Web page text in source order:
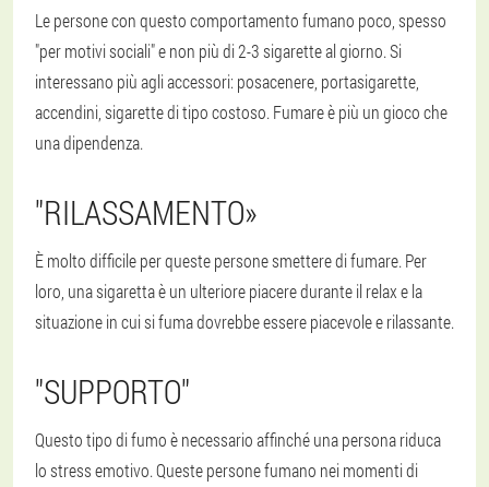
Le persone con questo comportamento fumano poco, spesso
"per motivi sociali" e non più di 2-3 sigarette al giorno. Si
interessano più agli accessori: posacenere, portasigarette,
accendini, sigarette di tipo costoso. Fumare è più un gioco che
una dipendenza.
"RILASSAMENTO»
È molto difficile per queste persone smettere di fumare. Per
loro, una sigaretta è un ulteriore piacere durante il relax e la
situazione in cui si fuma dovrebbe essere piacevole e rilassante.
"SUPPORTO"
Questo tipo di fumo è necessario affinché una persona riduca
lo stress emotivo. Queste persone fumano nei momenti di